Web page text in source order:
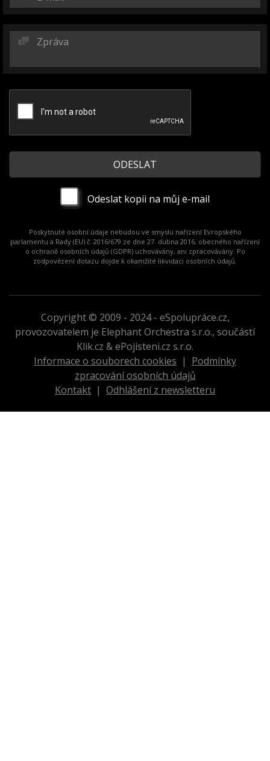
Odeslat kopii na můj e-mail
Poskytnuté osobní údaje nebudou ve smyslu nařízení Evropského
parlamentu a Rady (EU) č. 2016/679 ze dne 27. dubna 2016, obecného nařízení
o ochraně osobních údajů (GDPR) uchovávány, ani zpracovávány. Po
zodpovězení dotazu dojde k okamžité likvidaci osobních údajů.
Copyright © 2009 - 2024 - eSpolupráce.cz,
provozovatelem je Elephant Orchestra s.r.o., součástí
Klik.cz & ePojisteni.cz s.r.o.
Informace o souborech cookies | Podmínky
zpracování osobních údajů
Kontakt | Odhlášení z newsletteru